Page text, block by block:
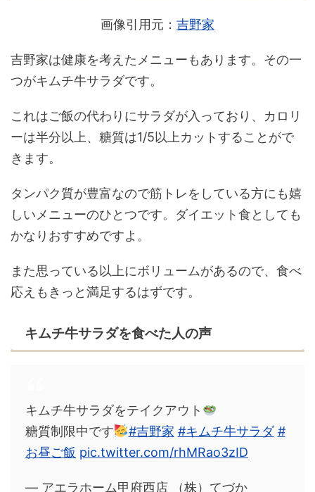
画像引用元： 吉野家
吉野家は健康を考えたメニューもあります。その一
つがキムチ牛サラダです。
これはご飯の代わりにサラダが入っており、カロリ
ーは半分以上、糖質は1/5以上カットすることがで
きます。
タンパク質が豊富なので筋トレをしている方にも嬉
しいメニューのひとつです。ダイエット食としても
かなりおすすめですよ。
また思っている以上にボリュームがあるので、食べ
応えもきっと満足するはずです。
キムチ牛サラダを食べた人の声
キムチ牛サラダをテイクアウト
糖質制限中です
#吉野家 #キムチ牛サラダ #
お昼ご飯 pic.twitter.com/rhMRao3zID
— アエラホーム甲府西店 （株）てづか